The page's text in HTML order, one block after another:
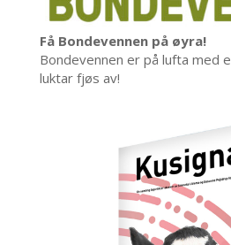
Få Bondevennen på øyra!
Bondevennen er på lufta med
luktar fjøs av!